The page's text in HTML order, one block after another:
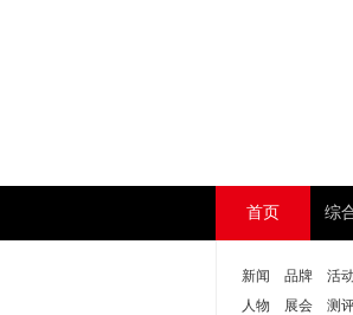
首页 综
新闻 品牌
活动
人物
展会 测